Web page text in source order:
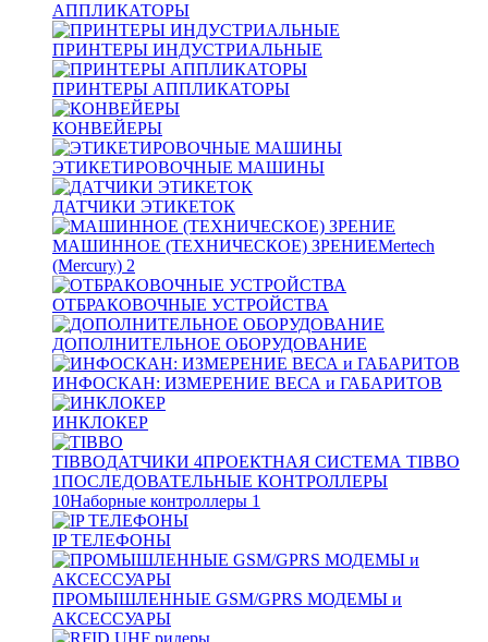
АППЛИКАТОРЫ
ПРИНТЕРЫ ИНДУСТРИАЛЬНЫЕ
ПРИНТЕРЫ АППЛИКАТОРЫ
КОНВЕЙЕРЫ
ЭТИКЕТИРОВОЧНЫЕ МАШИНЫ
ДАТЧИКИ ЭТИКЕТОК
МАШИННОЕ (ТЕХНИЧЕСКОЕ) ЗРЕНИЕMertech
(Mercury) 2
ОТБРАКОВОЧНЫЕ УСТРОЙСТВА
ДОПОЛНИТЕЛЬНОЕ ОБОРУДОВАНИЕ
ИНФОСКАН: ИЗМЕРЕНИЕ ВЕСА и ГАБАРИТОВ
ИНКЛОКЕР
TIBBOДАТЧИКИ 4ПРОЕКТНАЯ СИСТЕМА TIBBO
1ПОСЛЕДОВАТЕЛЬНЫЕ КОНТРОЛЛЕРЫ
10Наборные контроллеры 1
IP ТЕЛЕФОНЫ
ПРОМЫШЛЕННЫЕ GSM/GPRS МОДЕМЫ и
АКСЕССУАРЫ